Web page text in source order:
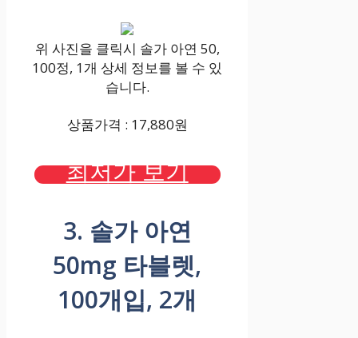
위 사진을 클릭시 솔가 아연 50,
100정, 1개 상세 정보를 볼 수 있
습니다.
상품가격 : 17,880원
최저가 보기
3. 솔가 아연
50mg 타블렛,
100개입, 2개